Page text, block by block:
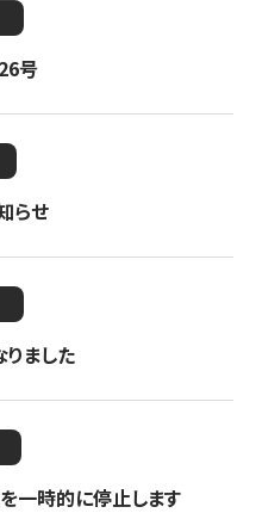
号
らせ
ました
一時的に停止します